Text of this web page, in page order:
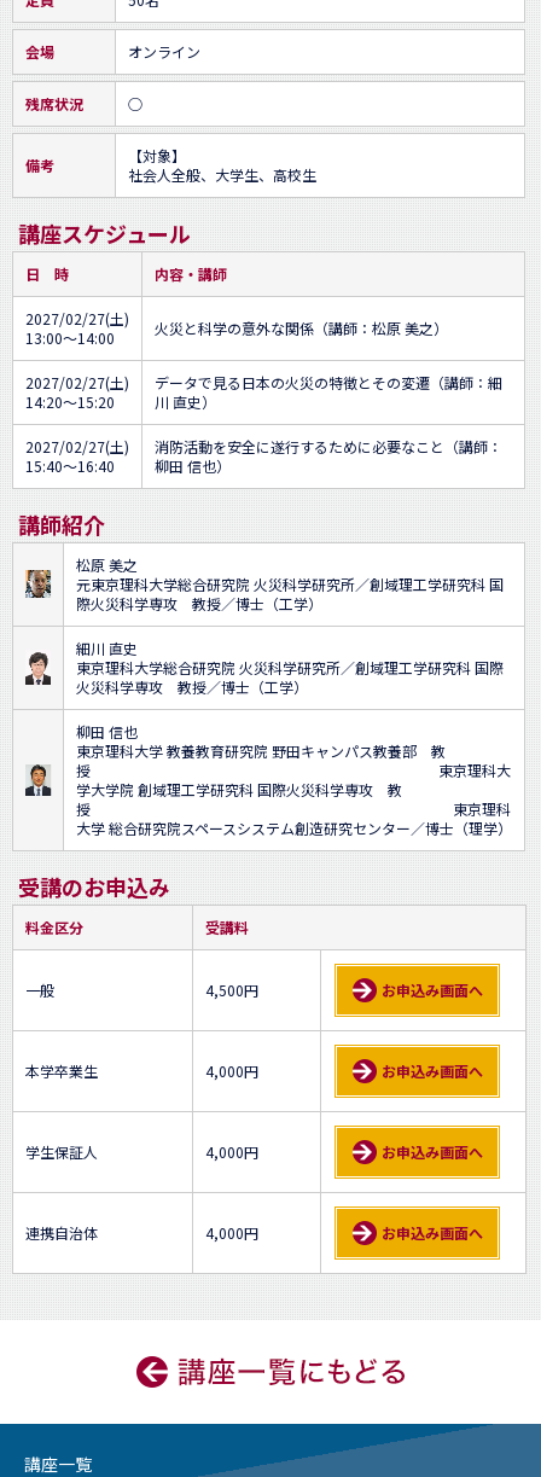
会場 オンライン
残席状況 ○
備考
【対象】
社会人全般、大学生、高校生
講座スケジュール
日 時 内容・講師
2027/02/27(土)
13:00～14:00
火災と科学の意外な関係（講師：松原 美之）
2027/02/27(土)
14:20～15:20
データで見る日本の火災の特徴とその変遷（講師：細
川 直史）
2027/02/27(土)
15:40～16:40
消防活動を安全に遂行するために必要なこと（講師：
柳田 信也）
講師紹介
松原 美之
元東京理科大学総合研究院 火災科学研究所／創域理工学研究科 国
際火災科学専攻 教授／博士（工学）
細川 直史
東京理科大学総合研究院 火災科学研究所／創域理工学研究科 国際
火災科学専攻 教授／博士（工学）
柳田 信也
東京理科大学 教養教育研究院 野田キャンパス教養部 教
授 東京理科大
学大学院 創域理工学研究科 国際火災科学専攻 教
授 東京理科
大学 総合研究院スペースシステム創造研究センター／博士（理学）
受講のお申込み
料金区分 受講料
一般 4,500円 お申込み画面へ
本学卒業生 4,000円 お申込み画面へ
学生保証人 4,000円 お申込み画面へ
連携自治体 4,000円 お申込み画面へ
講座一覧